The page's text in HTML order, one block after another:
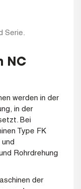
Serie.
NC
werden in der
in der
Bei
Type FK
Rohrdrehung
der